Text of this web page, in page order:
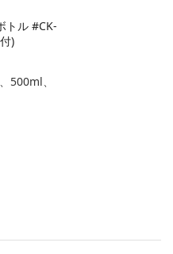
トル #CK-
)
500ml、